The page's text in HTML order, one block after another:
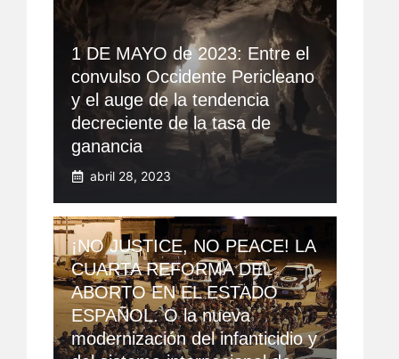
1 DE MAYO de 2023: Entre el
convulso Occidente Pericleano
y el auge de la tendencia
decreciente de la tasa de
ganancia
abril 28, 2023
¡NO JUSTICE, NO PEACE! LA
CUARTA REFORMA DEL
ABORTO EN EL ESTADO
ESPAÑOL. O la nueva
modernización del infanticidio y